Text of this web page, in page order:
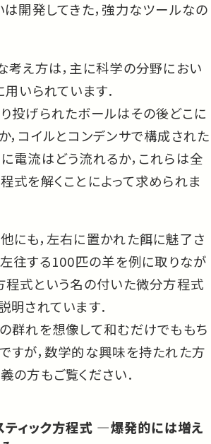
は開発してきた，強力なツールなの
考え方は，主に科学の分野におい
用いられています．
投げられたボールはその後どこに
，コイルとコンデンサで構成された
電流はどう流れるか，これらは全
式を解くことによって求められま
にも，左右に置かれた餌に魅了さ
往する100匹の羊を例に取りなが
程式という名の付いた微分方程式
明されています．
群れを想像して和むだけでももち
すが，数学的な興味を持たれた方
の方もご覧ください．
ティック方程式 —爆発的には増え